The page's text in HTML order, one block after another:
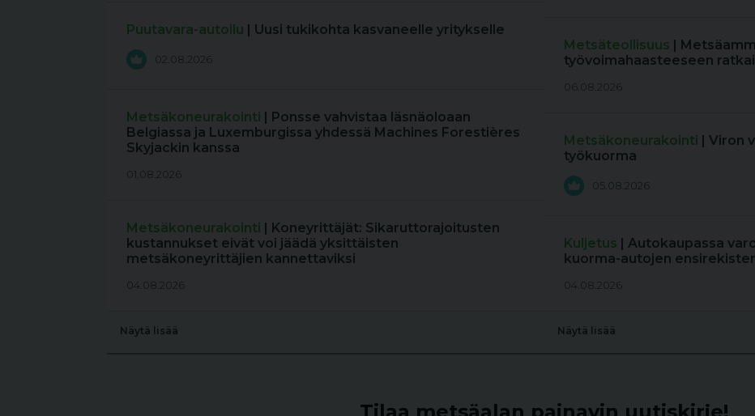
Puutavara-autoilu | Uusi tukikohta kasvaneelle yritykselle
02.08.2026
Metsäkoneurakointi | Ponsse vahvistaa läsnäoloaan
Belgiassa ja Luxemburgissa yhdessä Machines Forestières
Skyjackin kanssa
01.08.2026
Metsäkoneurakointi | Koneyrittäjät: Sikaruttorajoitusten
kustannukset eivät voi jäädä yksittäisten
metsäkoneyrittäjien kannettaviksi
04.08.2026
Näytä lisää
Metsäteollisuus |
työvoimahaasteeseen
06.08.2026
Metsäkoneurakointi | Viron
työkuorma
05.08.2026
Kuljetus | Autokaupassa
kuorma-autojen
04.08.2026
Näytä lisää
Tilaa metsäalan painavin uutiskirje!